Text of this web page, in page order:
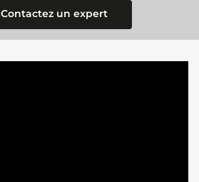
Contactez un expert